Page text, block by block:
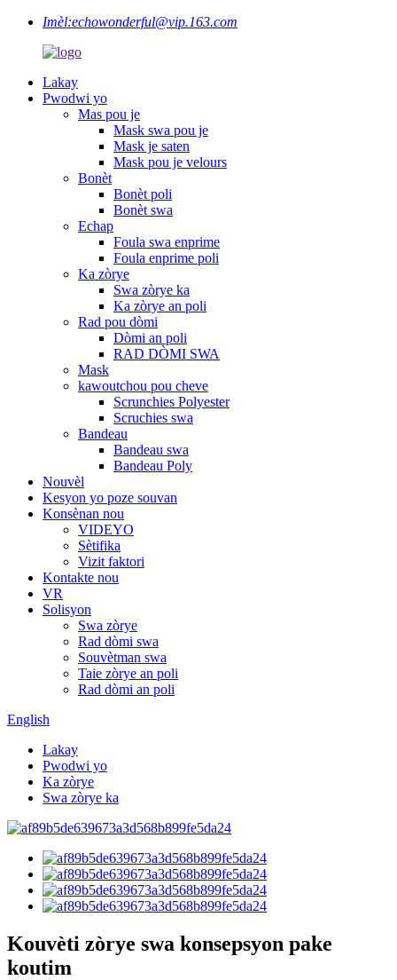
Imèl:echowonderful@vip.163.com
Lakay
Pwodwi yo
Mas pou je
Mask swa pou je
Mask je saten
Mask pou je velours
Bonèt
Bonèt poli
Bonèt swa
Echap
Foula swa enprime
Foula enprime poli
Ka zòrye
Swa zòrye ka
Ka zòrye an poli
Rad pou dòmi
Dòmi an poli
RAD DÒMI SWA
Mask
kawoutchou pou cheve
Scrunchies Polyester
Scruchies swa
Bandeau
Bandeau swa
Bandeau Poly
Nouvèl
Kesyon yo poze souvan
Konsènan nou
VIDEYO
Sètifika
Vizit faktori
Kontakte nou
VR
Solisyon
Swa zòrye
Rad dòmi swa
Souvètman swa
Taie zòrye an poli
Rad dòmi an poli
English
Lakay
Pwodwi yo
Ka zòrye
Swa zòrye ka
Kouvèti zòrye swa konsepsyon pake
koutim